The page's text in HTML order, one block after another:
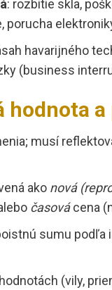
: rozbitie skla,
porucha
havarijného
(business
hodnota
musí
ako nová
časovácena
sumu
(vily,